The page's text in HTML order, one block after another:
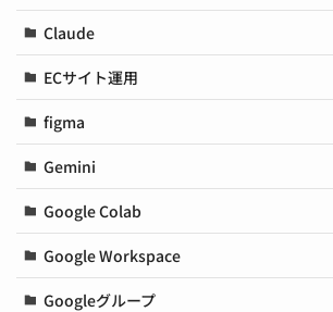
Claude
ECサイト運用
figma
Gemini
Google Colab
Google Workspace
Googleグループ